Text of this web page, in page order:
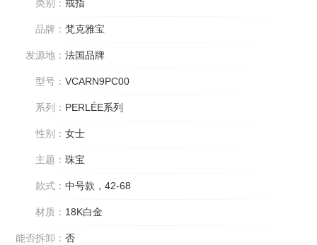
类别： 戒指
品牌： 梵克雅宝
发源地： 法国品牌
型号： VCARN9PC00
系列： PERLÉE系列
性别： 女士
主题： 珠宝
款式： 中号款，42-68
材质： 18K白金
能否拆卸： 否